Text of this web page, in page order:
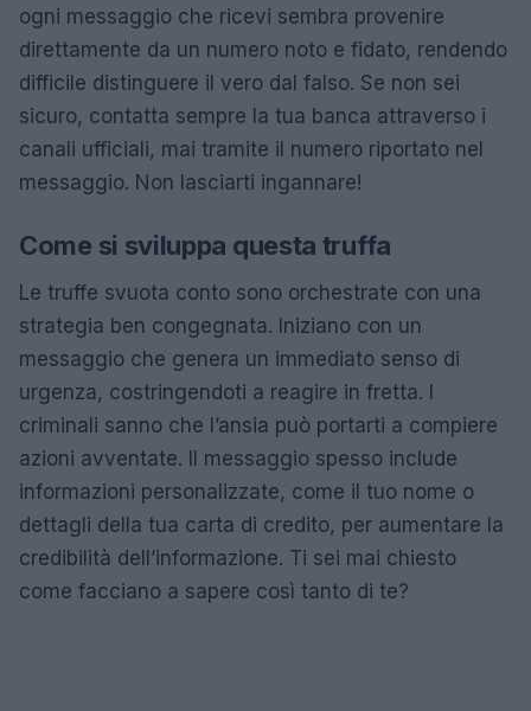
ogni messaggio che ricevi sembra provenire
direttamente da un numero noto e fidato, rendendo
difficile distinguere il vero dal falso. Se non sei
sicuro, contatta sempre la tua banca attraverso i
canali ufficiali, mai tramite il numero riportato nel
messaggio. Non lasciarti ingannare!
Come si sviluppa questa truffa
Le truffe svuota conto sono orchestrate con una
strategia ben congegnata. Iniziano con un
messaggio che genera un immediato senso di
urgenza, costringendoti a reagire in fretta. I
criminali sanno che l’ansia può portarti a compiere
azioni avventate. Il messaggio spesso include
informazioni personalizzate, come il tuo nome o
dettagli della tua carta di credito, per aumentare la
credibilità dell’informazione. Ti sei mai chiesto
come facciano a sapere così tanto di te?